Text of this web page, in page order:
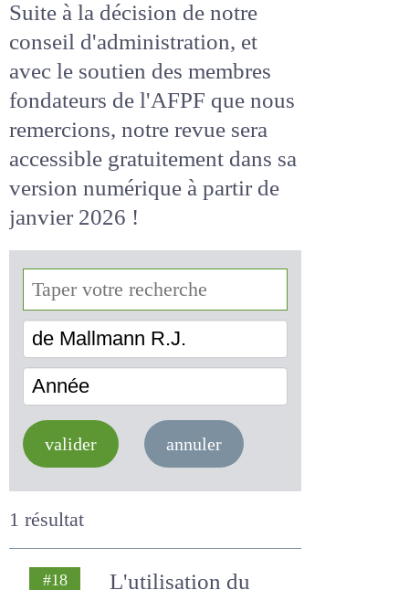
Suite à la décision de notre
conseil d'administration, et
avec le soutien des membres
fondateurs de l'AFPF que nous
remercions, notre revue sera
accessiblegratuitementdans
sa version numérique
de janvier 2026 !
de Mallmann R.J.
valider annuler
1 résultat